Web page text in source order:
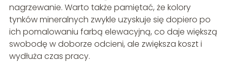
nagrzewanie. Warto także pamiętać, że kolory
tynków mineralnych zwykle uzyskuje się dopiero po
ich pomalowaniu farbą elewacyjną, co daje większą
swobodę w doborze odcieni, ale zwiększa koszt i
wydłuża czas pracy.